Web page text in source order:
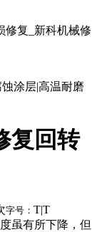
涂层|高温耐磨
复回转
字号： T|T
虽有所下降，但